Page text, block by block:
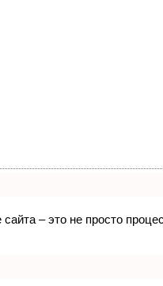
– это не просто